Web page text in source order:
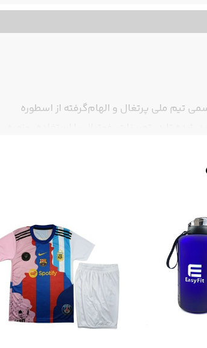
تیم ملی پرتغال و الهام‌گرفته از اسطوره
تا در تمرینات، فوتبال یا استفاده روزمره